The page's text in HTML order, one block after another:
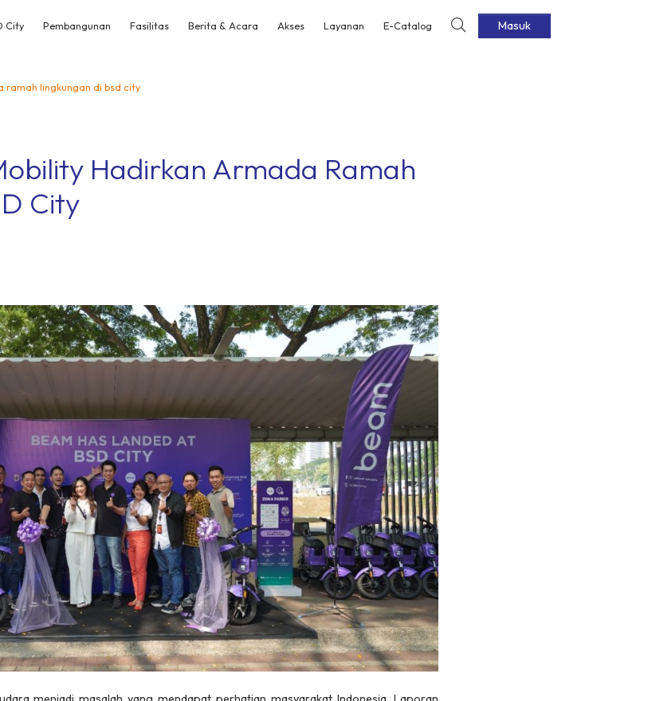
City Pembangunan Fasilitas Berita & Acara Akses Layanan E-Catalog Masuk
ramah lingkungan di bsd city
Hadirkan Armada Ramah
City